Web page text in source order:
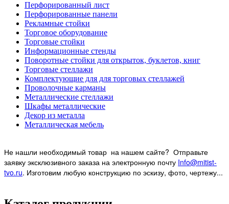
Перфорированный лист
Перфорированные панели
Рекламные стойки
Торговое оборудование
Торговые стойки
Информационные стенды
Поворотные стойки для открыток, буклетов, книг
Торговые стеллажи
Комплектующие для для торговых стеллажей
Проволочные карманы
Металлические стеллажи
Шкафы металлические
Декор из металла
Металлическая мебель
Не нашли необходимый товар на нашем сайте? Отправьте
заявку эксклюзивного заказа на электронную почту Info@mitist-
tvo.ru. Изготовим любую конструкцию по эскизу, фото, чертежу...